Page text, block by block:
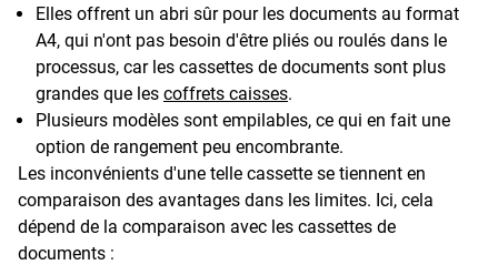
Elles offrent un abri sûr pour les documents au format
A4, qui n'ont pas besoin d'être pliés ou roulés dans le
processus, car les cassettes de documents sont plus
grandes que les coffrets caisses.
Plusieurs modèles sont empilables, ce qui en fait une
option de rangement peu encombrante.
Les inconvénients d'une telle cassette se tiennent en
comparaison des avantages dans les limites. Ici, cela
dépend de la comparaison avec les cassettes de
documents :